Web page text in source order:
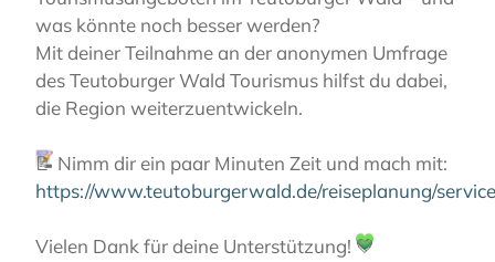
Kasteel Welda
ZIEN EN BELEVEN
BURCHTEN, KASTELEN,
© Stadt Warburg / J. Gölzenleuchter
was könnte noch besser werden?
Mit deiner Teilnahme an der anonymen Umfrage
des Teutoburger Wald Tourismus hilfst du dabei,
die Region weiterzuentwickeln.
📝 Nimm dir ein paar Minuten Zeit und mach mit:
https://www.teutoburgerwald.de/reiseplanung/
Vielen Dank für deine Unterstützung! 💚